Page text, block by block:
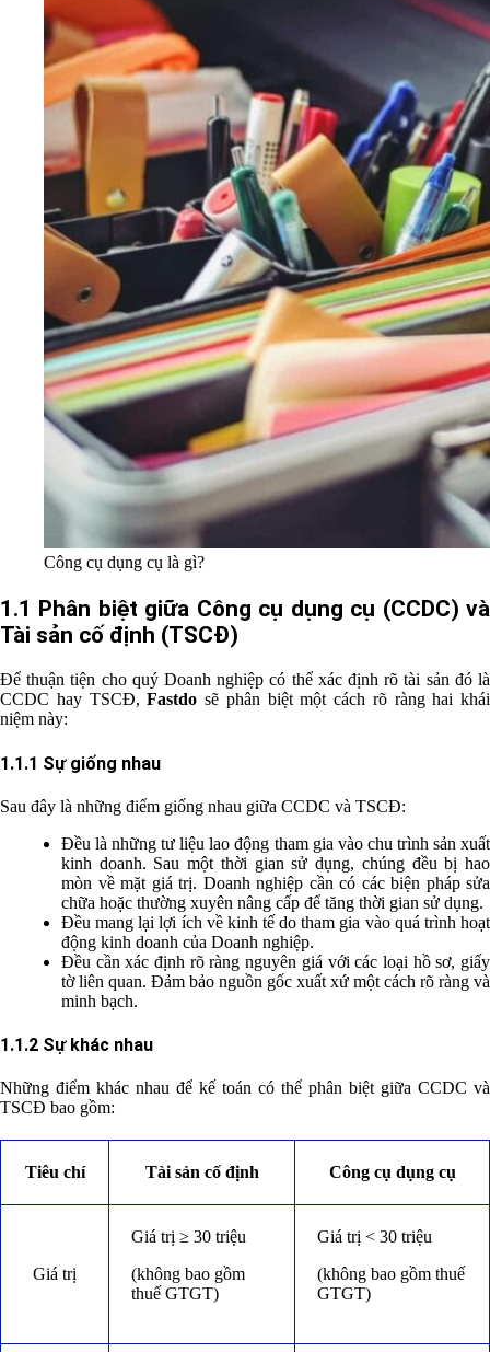
Công cụ dụng cụ là gì?
1.1 Phân biệt giữa Công cụ dụng cụ (CCDC) và
Tài sản cố định (TSCĐ)
Để thuận tiện cho quý Doanh nghiệp có thể xác định rõ tài sản đó là
CCDC hay TSCĐ,Fastdo sẽ phân biệt một cách rõ ràng hai khái
niệm này:
1.1.1 Sự giống nhau
Sau đây là những điểm giống nhau giữa CCDC và TSCĐ:
Đều là những tư liệu lao động tham gia vào chu trình sản xuất
kinh doanh. Sau một thời gian sử dụng, chúng đều bị hao
mòn về mặt giá trị. Doanh nghiệp cần có các biện pháp sửa
chữa hoặc thường xuyên nâng cấp để tăng thời gian sử dụng.
Đều mang lại lợi ích về kinh tế do tham gia vào quá trình hoạt
động kinh doanh của Doanh nghiệp.
Đều cần xác định rõ ràng nguyên giá với các loại hồ sơ, giấy
tờ liên quan. Đảm bảo nguồn gốc xuất xứ một cách rõ ràng và
minh bạch.
1.1.2 Sự khác nhau
Những điểm khác nhau để kế toán có thể phân biệt giữa CCDC và
TSCĐ bao gồm:
Tiêu chí Tài sản cố định Công cụ dụng cụ
Giá trị
Giá trị ≥ 30 triệu
(không bao gồm
thuế GTGT)
Giá trị < 30 triệu
(không bao gồm thuế
GTGT)